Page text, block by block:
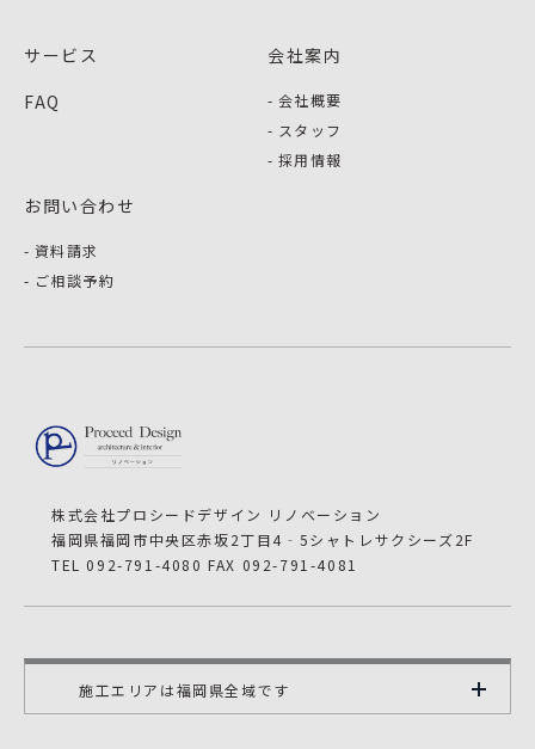
サービス
FAQ
会社案内
会社概要
スタッフ
採用情報
お問い合わせ
資料請求
ご相談予約
株式会社プロシードデザイン リノベーション
福岡県福岡市中央区赤坂2丁目4‐5シャトレサクシーズ2F
TEL 092-791-4080 FAX 092-791-4081
施工エリアは福岡県全域です